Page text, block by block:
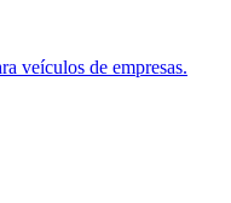
veículos de empresas.